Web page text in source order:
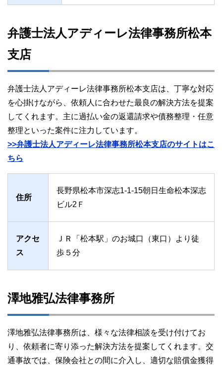
弁護士法人アディーレ法律事務所松本
支店
弁護士法人アディーレ法律事務所松本支店は、丁寧な対応
を心掛けながら、依頼人に合わせた最良の解決方法を提案
してくれます。主に過払い金の返還請求や債務整理・任意
整理といった案件に注力しています。
>>弁護士法人アディーレ法律事務所松本支店のサイトはこ
ちら
住所
長野県松本市深志1-1-15朝日生命松本深志
ビル2Ｆ
アクセ
ス
ＪＲ「松本駅」のお城口（東口）より徒
歩５分
澤地雅弘法律事務所
澤地雅弘法律事務所は、様々な法律相談を受け付けてお
り、依頼者に寄り添った解決方法を提案してくれます。交
通事故では、保険会社との間に介入し、適切な賠償金獲得